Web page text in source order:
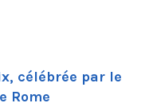
célébrée par le
Rome